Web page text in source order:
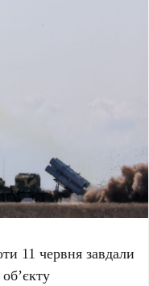
11 червня завдали